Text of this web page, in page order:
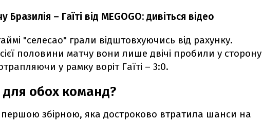
Бразилія – Гаїті від MEGOGO: дивіться відео
"селесао" грали відштовхуючись від рахунку.
половини матчу вони лише двічі пробили у сторону
у рамку воріт Гаїті – 3:0.
обох команд?
першою збірною, яка достроково втратила шанси на